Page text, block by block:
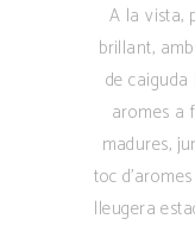
A la vista,
brillant,
de caiguda
aromes a
madures,
toc
lleugera